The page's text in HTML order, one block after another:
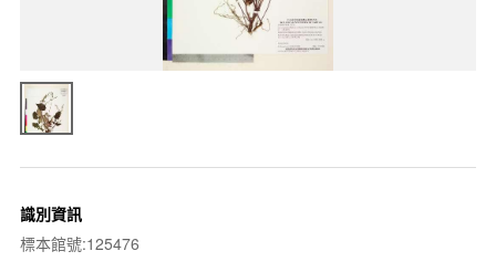
識別資訊
標本館號:125476